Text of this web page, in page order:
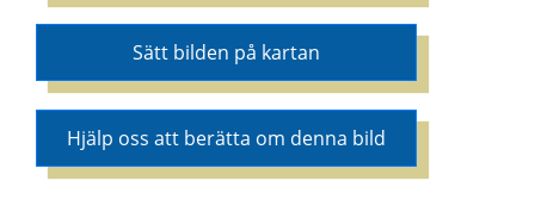
Sätt bilden på kartan
Hjälp oss att berätta om denna bild